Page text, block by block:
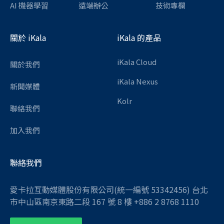
AI 機器學習 遠端辦公 技術專欄
關於 iKala
關於我們
新聞媒體
聯絡我們
加入我們
iKala 的產品
iKala Cloud
iKala Nexus
Kolr
聯絡我們
愛卡拉互動媒體股份有限公司(統一編號 53342456) 台北
市中山區南京東路二段 167 號 8 樓 +886 2 8768 1110